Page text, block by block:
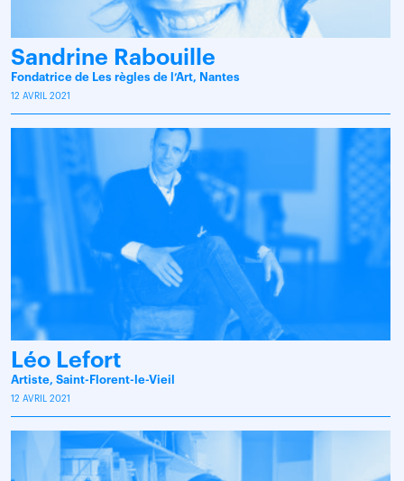
Sandrine Rabouille
Fondatrice de Les règles de l’Art, Nantes
12 AVRIL 2021
Léo Lefort
Artiste, Saint-Florent-le-Vieil
12 AVRIL 2021